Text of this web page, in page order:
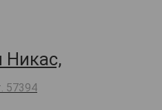
Никас,
57394